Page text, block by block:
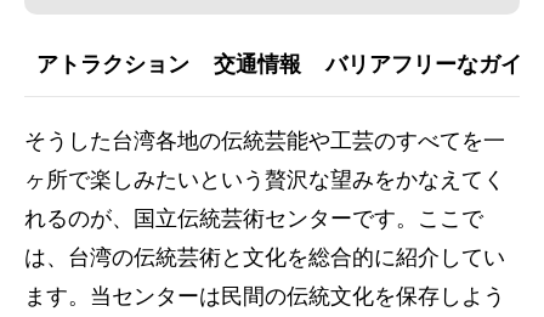
アトラクション 交通情報 バリアフリーなガイ
そうした台湾各地の伝統芸能や工芸のすべてを一
ヶ所で楽しみたいという贅沢な望みをかなえてく
れるのが、国立伝統芸術センターです。ここで
は、台湾の伝統芸術と文化を総合的に紹介してい
ます。当センターは民間の伝統文化を保存しよう